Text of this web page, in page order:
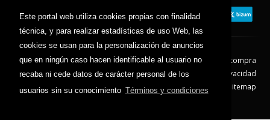
Este portal web utiliza cookies propias con finalidad
técnica, y para realizar estadísticas de uso Web, las
cookies se usan para la personalización de anuncios
que en ningún caso hacen identificable al usuario no
recaba ni cede datos de carácter personal de los
usuarios sin su conocimiento Términos y condiciones
Contacto Aviso Legal
Condiciones de compra
Política de envíos
Política de devolución
Política de Privacidad
Política de Cookies
Sitemap